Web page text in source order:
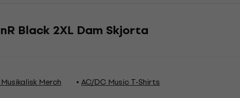
Black 2XL Dam Skjorta
Merch AC/DC Music T-Shirts